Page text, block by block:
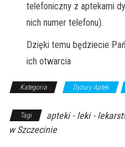
telefoniczny z aptekami
nich numer telefonu).
Dzięki temu będziecie
ich otwarcia
Kategoria Dyżury Aptek
Tagi apteki - leki -
w Szczecinie